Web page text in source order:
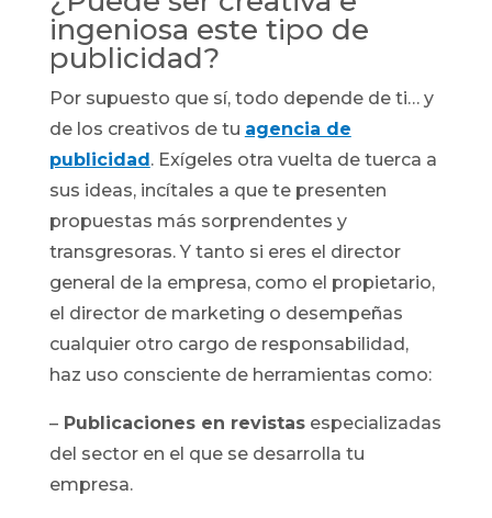
ingeniosa este tipo de
publicidad?
Por supuesto que sí, todo depende de ti… y
de los creativos de tu agencia de
publicidad . Exígeles otra vuelta de tuerca a
sus ideas, incítales a que te presenten
propuestas más sorprendentes y
transgresoras. Y tanto si eres el director
general de la empresa, como el propietario,
el director de marketing o desempeñas
cualquier otro cargo de responsabilidad,
haz uso consciente de herramientas como:
–Publicaciones en revistasespecializadas
del sector en el que se desarrolla tu
empresa.